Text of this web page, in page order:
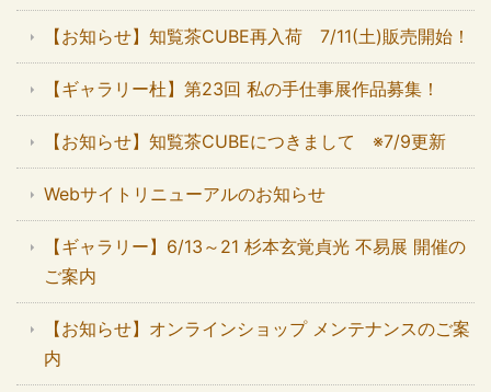
【お知らせ】知覧茶CUBE再入荷 7/11(土)販売開始！
【ギャラリー杜】第23回 私の手仕事展作品募集！
【お知らせ】知覧茶CUBEにつきまして ※7/9更新
Webサイトリニューアルのお知らせ
【ギャラリー】6/13～21 杉本玄覚貞光 不易展 開催の
ご案内
【お知らせ】オンラインショップ メンテナンスのご案
内